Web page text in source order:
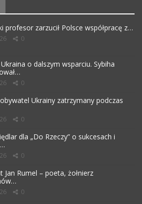
profesor zarzucił Polsce współpracę z…
0
o dalszym wsparciu. Sybiha
0
Ukrainy zatrzymany podczas
0
dla „Do Rzeczy” o sukcesach i
0
Jan Rumel – poeta, żołnierz
0